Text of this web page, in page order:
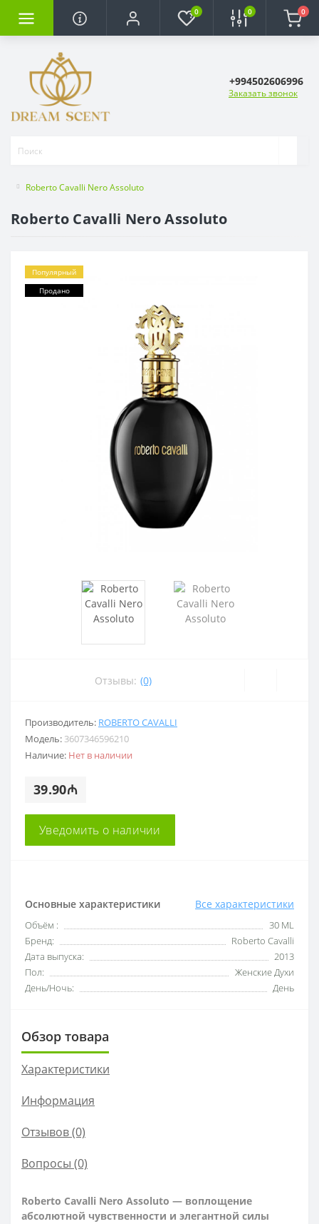
0 0 0
+994502606996
Заказать звонок
Roberto Cavalli Nero Assoluto
Roberto Cavalli Nero Assoluto
Популярный
Продано
Отзывы: (0)
Производитель: ROBERTO CAVALLI
Модель: 3607346596210
Наличие: Нет в наличии
39.90₼
Уведомить о наличии
Основные характеристики Все характеристики
Объём :
30 ML
Бренд:
Roberto Cavalli
Дата выпуска:
2013
Пол:
Женские Духи
День/Ночь:
День
Обзор товара
Характеристики
Информация
Отзывов (0)
Вопросы (0)
Roberto Cavalli Nero Assoluto — воплощение
абсолютной чувственности и элегантной силы